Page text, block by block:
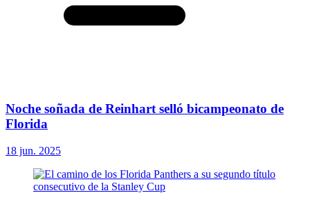
Noche soñada de Reinhart selló bicampeonato de
Florida
18 jun. 2025